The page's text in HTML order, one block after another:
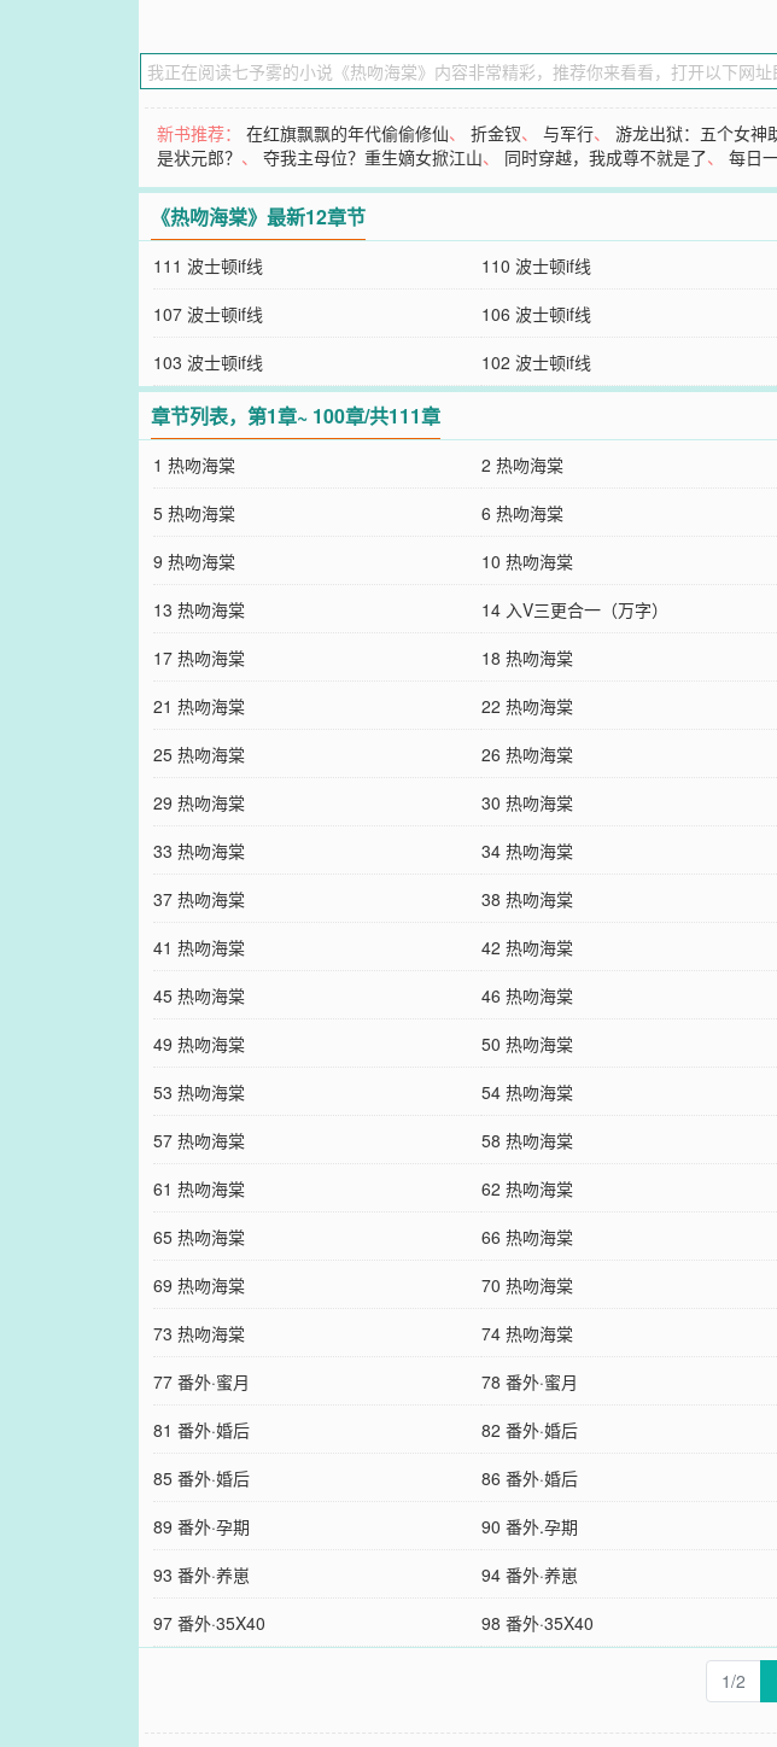
新书推荐：在红旗飘飘的年代偷偷修仙、折金钗、与军行、游龙出狱：五个女神
是状元郎？ 、夺我主母位？重生嫡女掀江山、 同时穿越，我成尊不就是了、每日
《热吻海棠》最新12章节
111 波士顿if线 110 波士顿if线
107 波士顿if线
106 波士顿if线
103 波士顿if线
102 波士顿if线
章节列表，第1章~ 100章/共111章
1 热吻海棠 2 热吻海棠
5 热吻海棠
6 热吻海棠
9 热吻海棠
10 热吻海棠
13 热吻海棠
14 入V三更合一（万字）
17 热吻海棠
18 热吻海棠
21 热吻海棠
22 热吻海棠
25 热吻海棠
26 热吻海棠
29 热吻海棠
30 热吻海棠
33 热吻海棠
34 热吻海棠
37 热吻海棠
38 热吻海棠
41 热吻海棠
42 热吻海棠
45 热吻海棠
46 热吻海棠
49 热吻海棠
50 热吻海棠
53 热吻海棠
54 热吻海棠
57 热吻海棠
58 热吻海棠
61 热吻海棠
62 热吻海棠
65 热吻海棠
66 热吻海棠
69 热吻海棠
70 热吻海棠
73 热吻海棠
74 热吻海棠
77 番外·蜜月
78 番外·蜜月
81 番外·婚后
82 番外·婚后
85 番外·婚后
86 番外·婚后
89 番外·孕期
90 番外.孕期
93 番外·养崽
94 番外·养崽
97 番外·35X40
98 番外·35X40
1/2